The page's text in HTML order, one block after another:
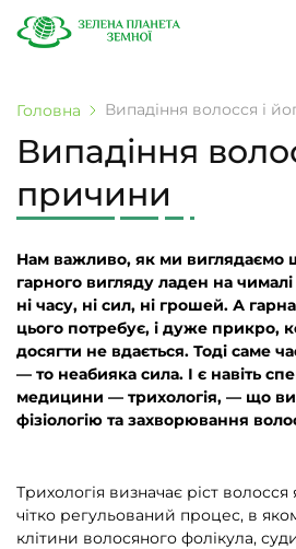
Головна Випадіння волосся і
Випадіння
причини
Нам важливо, як ми виглядаємо
гарного вигляду ладен на
ні часу, ні сил, ні грошей. А
цього потребує, і дуже прикро,
досягти не вдається. Тоді саме
— то неабияка сила. І є навіть
медицини — трихологія, — що
фізіологію та захворювання
Трихологія визначає ріст
чітко регульований процес, в
клітини волосяного фолікула,